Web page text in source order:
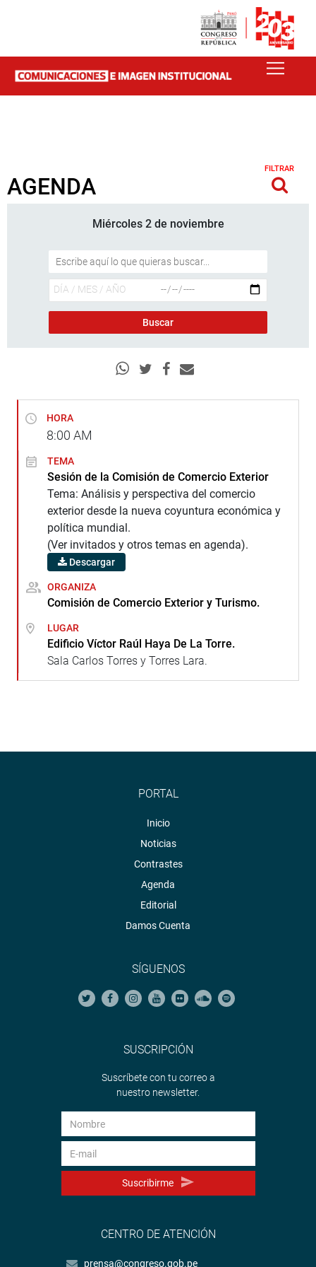
AGENDA
FILTRAR
Miércoles 2 de noviembre
HORA
8:00 AM
TEMA
Sesión de la Comisión de Comercio Exterior
Tema: Análisis y perspectiva del comercio
exterior desde la nueva coyuntura económica y
política mundial.
(Ver invitados y otros temas en agenda).
Descargar
ORGANIZA
Comisión de Comercio Exterior y Turismo.
LUGAR
Edificio Víctor Raúl Haya De La Torre.
Sala Carlos Torres y Torres Lara.
PORTAL
Inicio
Noticias
Contrastes
Agenda
Editorial
Damos Cuenta
SÍGUENOS
SUSCRIPCIÓN
Suscríbete con tu correo a
nuestro newsletter.
Suscribirme
CENTRO DE ATENCIÓN
prensa@congreso.gob.pe